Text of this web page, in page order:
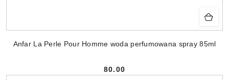
Anfar La Perle Pour Homme woda perfumowana spray 85ml
Cena:
80.00